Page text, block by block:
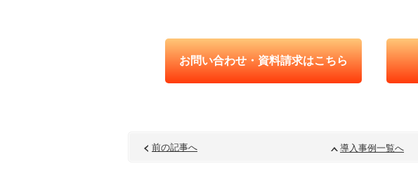
お問い合わせ・資料請求はこちら
前の記事へ 導入事例一覧へ